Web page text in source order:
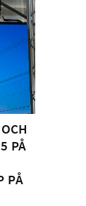
PÅ
PÅ